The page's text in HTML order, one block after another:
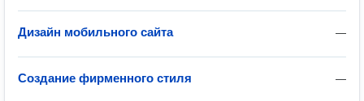
—
Дизайн мобильного сайта
—
Создание фирменного стиля